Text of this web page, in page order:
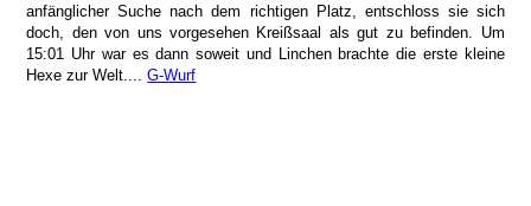
anfänglicher Suche nach dem richtigen Platz, entschloss sie sich
doch, den von uns vorgesehen Kreißsaal als gut zu befinden. Um
15:01 Uhr war es dann soweit und Linchen brachte die erste kleine
Hexe zur Welt....G-Wurf